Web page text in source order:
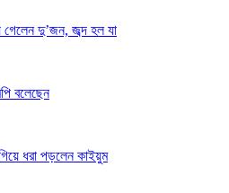
গেলেন দু’জন, জব্দ হল যা
বলেছেন
ধরা পড়লেন কাইয়ুম